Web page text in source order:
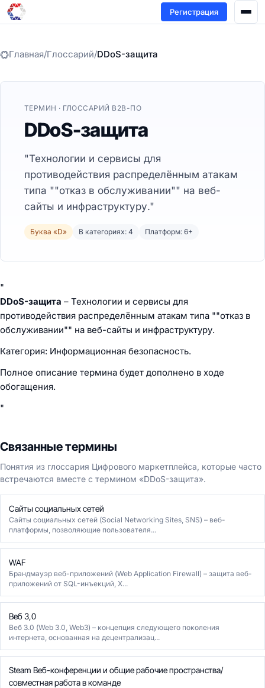
Регистрация
Главная/Глоссарий/DDoS-защита
ТЕРМИН · ГЛОССАРИЙ B2B-ПО
DDoS-защита
"Технологии и сервисы для
противодействия распределённым атакам
типа ""отказ в обслуживании"" на веб-
сайты и инфраструктуру."
Буква «D» В категориях: 4 Платформ: 6+
"
DDoS-защита – Технологии и сервисы для
противодействия распределённым атакам типа ""отказ в
обслуживании"" на веб-сайты и инфраструктуру.
Категория: Информационная безопасность.
Полное описание термина будет дополнено в ходе
обогащения.
"
Связанные термины
Понятия из глоссария Цифрового маркетплейса, которые часто
встречаются вместе с термином «DDoS-защита».
Сайты социальных сетей
Сайты социальных сетей (Social Networking Sites, SNS) – веб-
платформы, позволяющие пользователя...
WAF
Брандмауэр веб-приложений (Web Application Firewall) – защита веб-
приложений от SQL-инъекций, X...
Веб 3,0
Веб 3.0 (Web 3.0, Web3) – концепция следующего поколения
интернета, основанная на децентрализац...
Steam Веб-конференции и общие рабочие пространства/
совместная работа в команде